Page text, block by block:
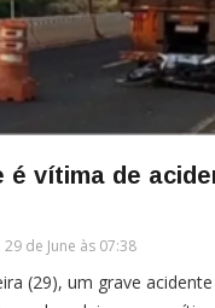
é vítima de
de June às 07:38
(29), um grave